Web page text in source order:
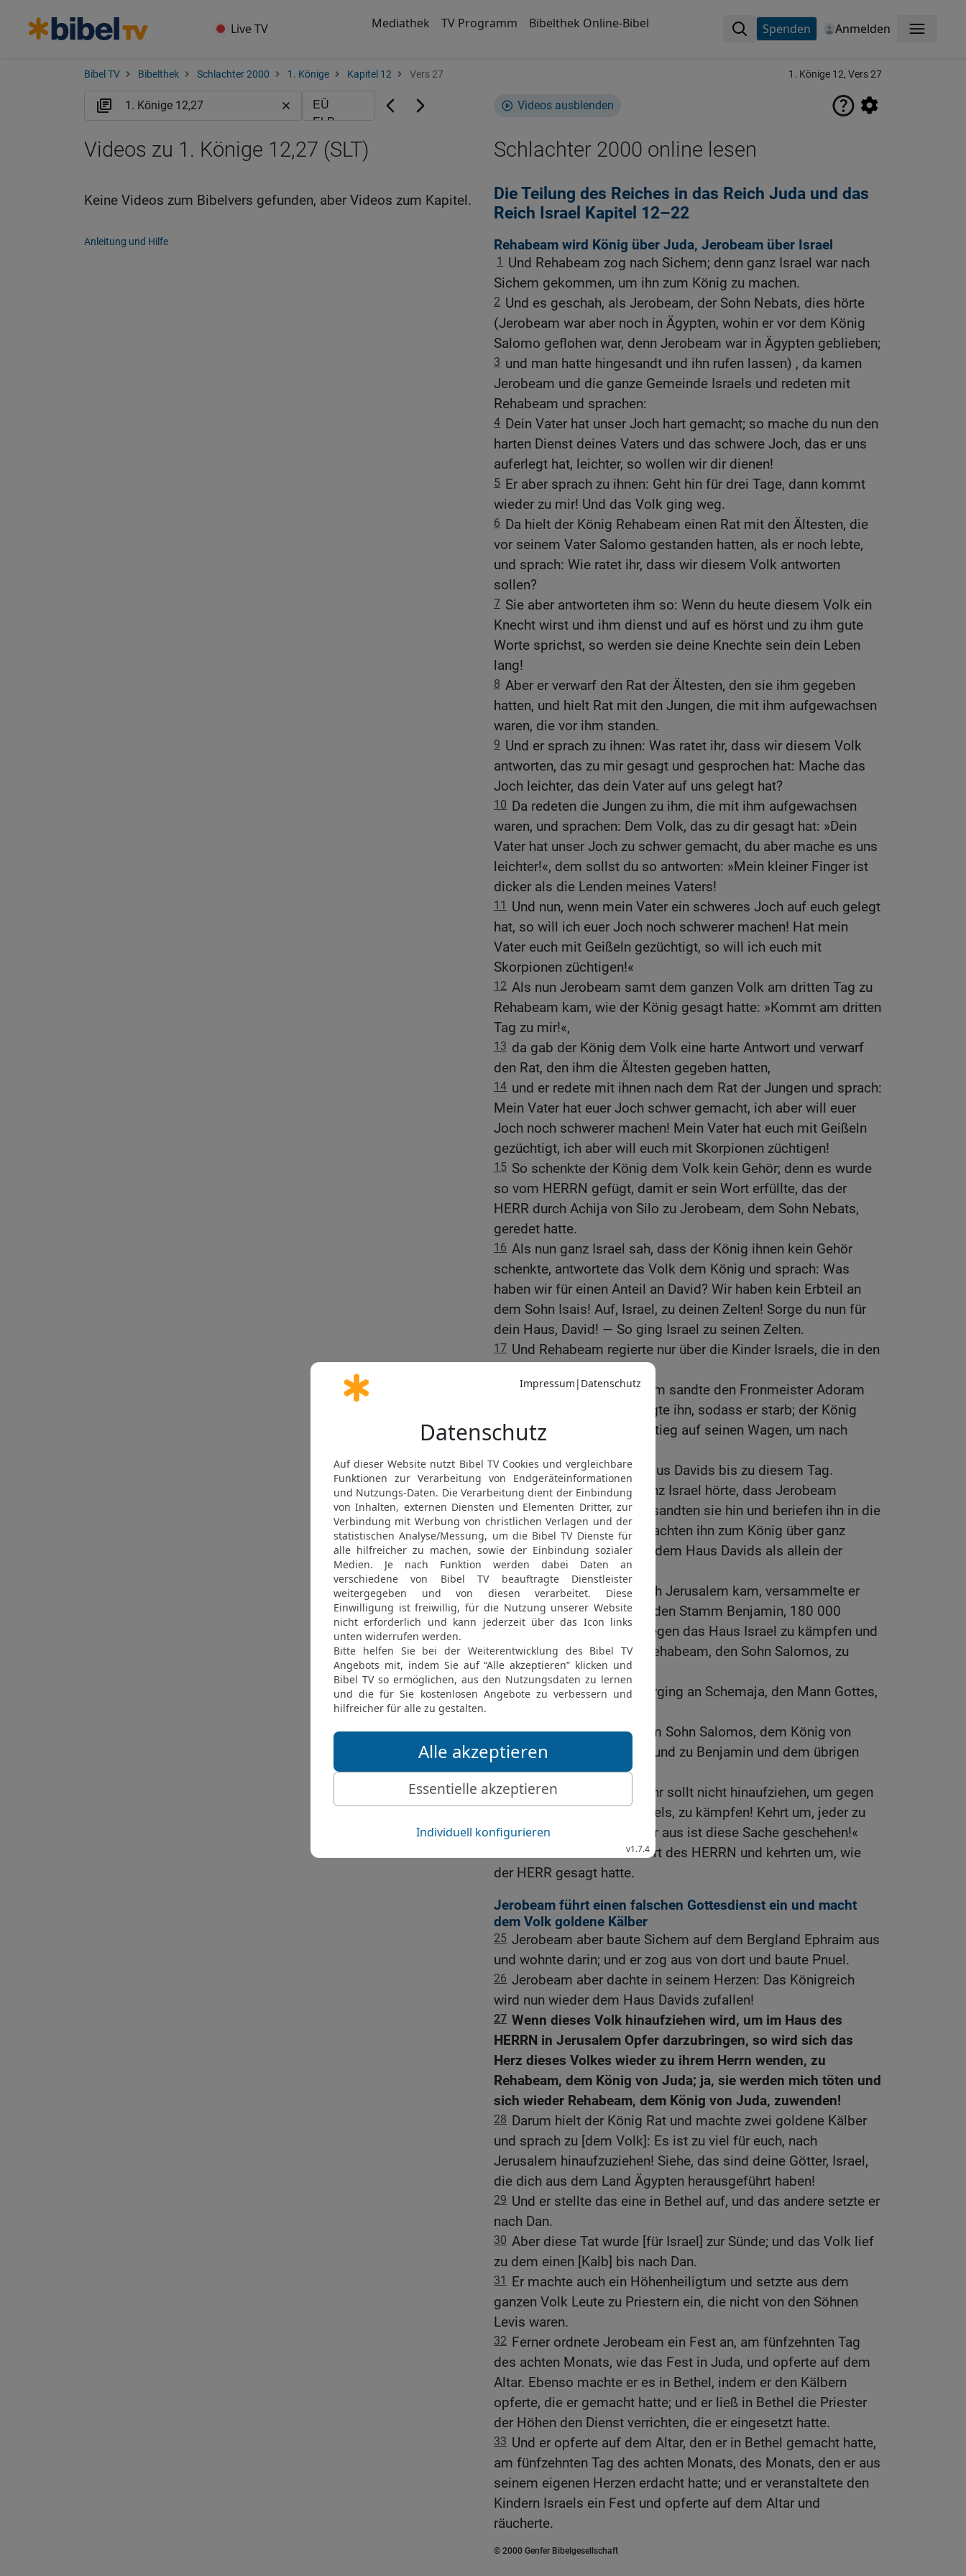
Live TV Mediathek TV Programm Bibelthek Online-Bibel Spenden Anmelden Menü
Bibel TV Bibelthek Schlachter 2000 1. Könige Kapitel 12 Vers 27 1. Könige 12, Vers 27
Videos ausblenden
Schlachter 2000 online lesen
Die Teilung des Reiches in das Reich Juda und das
Reich Israel Kapitel 12–22
Rehabeam wird König über Juda, Jerobeam über Israel
1
Und Rehabeam zog nach Sichem; denn ganz Israel war nach
Sichem gekommen, um ihn zum König zu machen.
2 Und es geschah, als Jerobeam, der Sohn Nebats, dies hörte
(Jerobeam war aber noch in Ägypten, wohin er vor dem König
Salomo geflohen war, denn Jerobeam war in Ägypten geblieben;
3 und man hatte hingesandt und ihn rufen lassen) , da kamen
Jerobeam und die ganze Gemeinde Israels und redeten mit
Rehabeam und sprachen:
4 Dein Vater hat unser Joch hart gemacht; so mache du nun den
harten Dienst deines Vaters und das schwere Joch, das er uns
auferlegt hat, leichter, so wollen wir dir dienen!
5 Er aber sprach zu ihnen: Geht hin für drei Tage, dann kommt
wieder zu mir! Und das Volk ging weg.
6 Da hielt der König Rehabeam einen Rat mit den Ältesten, die
vor seinem Vater Salomo gestanden hatten, als er noch lebte,
und sprach: Wie ratet ihr, dass wir diesem Volk antworten
sollen?
7 Sie aber antworteten ihm so: Wenn du heute diesem Volk ein
Knecht wirst und ihm dienst und auf es hörst und zu ihm gute
Worte sprichst, so werden sie deine Knechte sein dein Leben
lang!
8 Aber er verwarf den Rat der Ältesten, den sie ihm gegeben
hatten, und hielt Rat mit den Jungen, die mit ihm aufgewachsen
waren, die vor ihm standen.
9 Und er sprach zu ihnen: Was ratet ihr, dass wir diesem Volk
antworten, das zu mir gesagt und gesprochen hat: Mache das
Joch leichter, das dein Vater auf uns gelegt hat?
10 Da redeten die Jungen zu ihm, die mit ihm aufgewachsen
waren, und sprachen: Dem Volk, das zu dir gesagt hat: »Dein
Vater hat unser Joch zu schwer gemacht, du aber mache es uns
leichter!«, dem sollst du so antworten: »Mein kleiner Finger ist
dicker als die Lenden meines Vaters!
11
Und nun, wenn mein Vater ein schweres Joch auf euch gelegt
hat, so will ich euer Joch noch schwerer machen! Hat mein
Vater euch mit Geißeln gezüchtigt, so will ich euch mit
Skorpionen züchtigen!«
12 Als nun Jerobeam samt dem ganzen Volk am dritten Tag zu
Rehabeam kam, wie der König gesagt hatte: »Kommt am dritten
Tag zu mir!«,
13 da gab der König dem Volk eine harte Antwort und verwarf
den Rat, den ihm die Ältesten gegeben hatten,
14 und er redete mit ihnen nach dem Rat der Jungen und sprach:
Mein Vater hat euer Joch schwer gemacht, ich aber will euer
Joch noch schwerer machen! Mein Vater hat euch mit Geißeln
gezüchtigt, ich aber will euch mit Skorpionen züchtigen!
15 So schenkte der König dem Volk kein Gehör; denn es wurde
so vom HERRN gefügt, damit er sein Wort erfüllte, das der
HERR durch Achija von Silo zu Jerobeam, dem Sohn Nebats,
geredet hatte.
16 Als nun ganz Israel sah, dass der König ihnen kein Gehör
schenkte, antwortete das Volk dem König und sprach: Was
haben wir für einen Anteil an David? Wir haben kein Erbteil an
dem Sohn Isais! Auf, Israel, zu deinen Zelten! Sorge du nun für
dein Haus, David! — So ging Israel zu seinen Zelten.
17 Und Rehabeam regierte nur über die Kinder Israels, die in den
Und der König Rehabeam sandte den Fronmeister Adoram
hin, aber ganz Israel steinigte ihn, sodass er starb; der König
Rehabeam aber eilte und stieg auf seinen Wagen, um nach
19 So fiel Israel ab vom Haus Davids bis zu diesem Tag.
20 Und es geschah, als ganz Israel hörte, dass Jerobeam
zurückgekommen war, da sandten sie hin und beriefen ihn in die
Volksversammlung und machten ihn zum König über ganz
Israel, und niemand folgte dem Haus Davids als allein der
Stamm Juda.
21 Als aber Rehabeam nach Jerusalem kam, versammelte er
das ganze Haus Juda und den Stamm Benjamin, 180 000
auserlesene Krieger, um gegen das Haus Israel zu kämpfen und
das Königtum wieder an Rehabeam, den Sohn Salomos, zu
bringen.
22 Aber das Wort Gottes erging an Schemaja, den Mann Gottes,
23 Rede zu Rehabeam, dem Sohn Salomos, dem König von
Juda, und zum Haus Juda und zu Benjamin und dem übrigen
Volk und sprich:
24 »So spricht der HERR: Ihr sollt nicht hinaufziehen, um gegen
eure Brüder, die Söhne Israels, zu kämpfen! Kehrt um, jeder zu
seinem Haus, denn von mir aus ist diese Sache geschehen!«
Und sie hörten auf das Wort des HERRN und kehrten um, wie
der HERR gesagt hatte.
Jerobeam führt einen falschen Gottesdienst ein und macht
dem Volk goldene Kälber
25 Jerobeam aber baute Sichem auf dem Bergland Ephraim aus
und wohnte darin; und er zog aus von dort und baute Pnuel.
26 Jerobeam aber dachte in seinem Herzen: Das Königreich
wird nun wieder dem Haus Davids zufallen!
27 Wenn dieses Volk hinaufziehen wird, um im Haus des
HERRN in Jerusalem Opfer darzubringen, so wird sich das
Herz dieses Volkes wieder zu ihrem Herrn wenden, zu
Rehabeam, dem König von Juda; ja, sie werden mich töten und
sich wieder Rehabeam, dem König von Juda, zuwenden!
28 Darum hielt der König Rat und machte zwei goldene Kälber
und sprach zu [dem Volk]: Es ist zu viel für euch, nach
Jerusalem hinaufzuziehen! Siehe, das sind deine Götter, Israel,
die dich aus dem Land Ägypten herausgeführt haben!
29 Und er stellte das eine in Bethel auf, und das andere setzte er
nach Dan.
30 Aber diese Tat wurde [für Israel] zur Sünde; und das Volk lief
zu dem einen [Kalb] bis nach Dan.
31
Er machte auch ein Höhenheiligtum und setzte aus dem
ganzen Volk Leute zu Priestern ein, die nicht von den Söhnen
Levis waren.
32 Ferner ordnete Jerobeam ein Fest an, am fünfzehnten Tag
des achten Monats, wie das Fest in Juda, und opferte auf dem
Altar. Ebenso machte er es in Bethel, indem er den Kälbern
opferte, die er gemacht hatte; und er ließ in Bethel die Priester
der Höhen den Dienst verrichten, die er eingesetzt hatte.
33 Und er opferte auf dem Altar, den er in Bethel gemacht hatte,
am fünfzehnten Tag des achten Monats, des Monats, den er aus
seinem eigenen Herzen erdacht hatte; und er veranstaltete den
Kindern Israels ein Fest und opferte auf dem Altar und
räucherte.
© 2000 Genfer Bibelgesellschaft
Videos zu 1. Könige 12,27 (SLT)
Keine Videos zum Bibelvers gefunden, aber Videos zum Kapitel.
Anleitung und Hilfe